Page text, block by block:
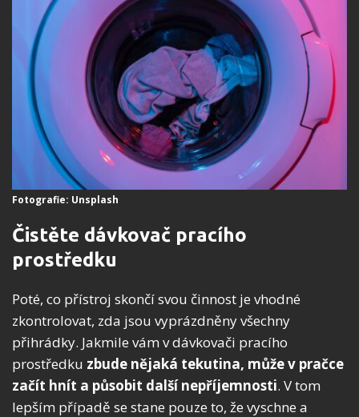
Fotografie: Unsplash
Čistěte dávkovač pracího
prostředku
Poté, co přístroj skončí svou činnost je vhodné
zkontrolovat, zda jsou vyprázdněny všechny
přihrádky. Jakmile vám v dávkovači pracího
prostředku zbude nějaká tekutina, může v pračce
začít hnít a působit další nepříjemnosti. V tom
lepším případě se stane pouze to, že vyschne a